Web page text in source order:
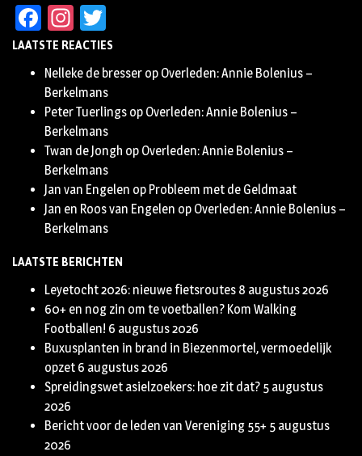
Facebook
Instagram
LAATSTE REACTIES
Nelleke de bresser op Overleden: Annie Bolenius –
Berkelmans
Peter Tuerlings op Overleden: Annie Bolenius –
Berkelmans
Twan de Jongh op Overleden: Annie Bolenius –
Berkelmans
Jan van Engelen op Probleem met de Geldmaat
Jan en Roos van Engelen op Overleden: Annie Bolenius –
Berkelmans
LAATSTE BERICHTEN
Leyetocht 2026: nieuwe fietsroutes 8 augustus 2026
60+ en nog zin om te voetballen? Kom Walking
Footballen! 6 augustus 2026
Buxusplanten in brand in Biezenmortel, vermoedelijk
opzet 6 augustus 2026
Spreidingswet asielzoekers: hoe zit dat? 5 augustus
2026
Bericht voor de leden van Vereniging 55+ 5 augustus
2026